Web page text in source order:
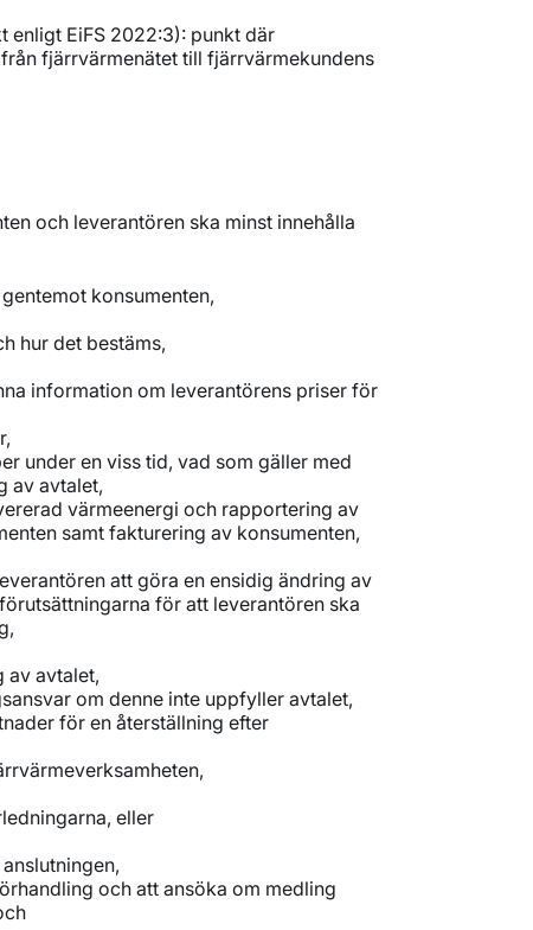
enligt EiFS 2022:3): punkt där
fjärrvärmenätet till fjärrvärmekundens
och leverantören ska minst innehålla
konsumenten,
hur det bestäms,
information om leverantörens priser för
under en viss tid, vad som gäller med
av avtalet,
värmeenergi och rapportering av
samt fakturering av konsumenten,
att göra en ensidig ändring av
för att leverantören ska
av avtalet,
om denne inte uppfyller avtalet,
för en återställning efter
eller
och att ansöka om medling